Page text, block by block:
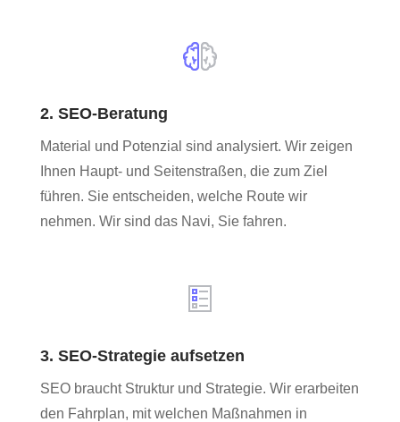
2. SEO-Beratung
Material und Potenzial sind analysiert. Wir zeigen
Ihnen Haupt- und Seitenstraßen, die zum Ziel
führen. Sie entscheiden, welche Route wir
nehmen. Wir sind das Navi, Sie fahren.
3. SEO-Strategie aufsetzen
SEO braucht Struktur und Strategie. Wir erarbeiten
den Fahrplan, mit welchen Maßnahmen in